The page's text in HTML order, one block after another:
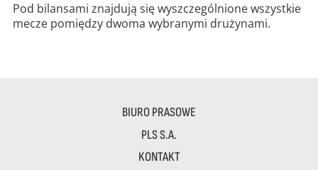
Pod bilansami znajdują się wyszczególnione wszystkie
mecze pomiędzy dwoma wybranymi drużynami.
BIURO PRASOWE
PLS S.A.
KONTAKT